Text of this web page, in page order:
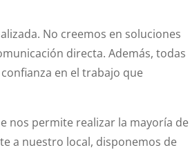
No creemos en soluciones
directa. Además, todas
en el trabajo que
nos permite realizar la mayoría de
a nuestro local, disponemos de